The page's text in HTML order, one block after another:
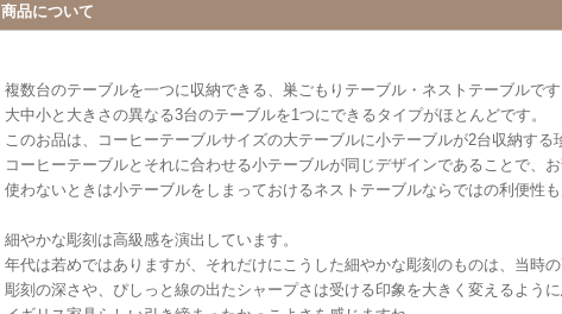
商品について
複数台のテーブルを一つに収納できる、巣ごもりテーブル・ネストテーブルで
大中小と大きさの異なる3台のテーブルを1つにできるタイプがほとんどです。
このお品は、コーヒーテーブルサイズの大テーブルに小テーブルが2台収納する
コーヒーテーブルとそれに合わせる小テーブルが同じデザインであることで、
使わないときは小テーブルをしまっておけるネストテーブルならではの利便性
細やかな彫刻は高級感を演出しています。
年代は若めではありますが、それだけにこうした細やかな彫刻のものは、当時
彫刻の深さや、ぴしっと線の出たシャープさは受ける印象を大きく変えるよう